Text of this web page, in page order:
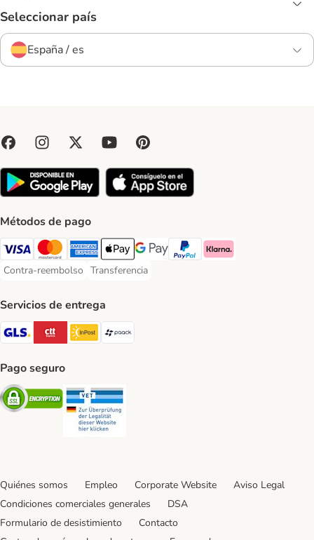
Seleccionar país
España / es
Métodos de pago
Visa Payment Method
Mastercard Payment Method
American Express Payment Method
Apple Pay Payment Method
Google Pay Payment Method
PayPal Payment Method
Klarna Payment Method
Contra-reembolso
Contra-reembolso Payment Method
Transferencia
Transferencia Payment Method
Servicios de entrega
GLS Shipping Method
CTTExpress Shipping Method
InPost Shipping Method
Pago seguro
Security
Quiénes somos Empleo Corporate Website
Aviso Legal
Condiciones comerciales generales
DSA
Formulario de desistimiento
Contacto